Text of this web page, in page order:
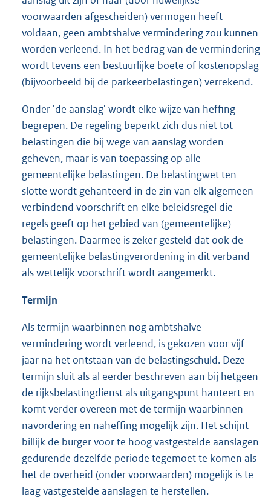
voorwaarden afgescheiden) vermogen heeft
voldaan, geen ambtshalve vermindering zou kunnen
worden verleend. In het bedrag van de vermindering
wordt tevens een bestuurlijke boete of kostenopslag
(bijvoorbeeld bij de parkeerbelastingen) verrekend.
Onder 'de aanslag' wordt elke wijze van heffing
begrepen. De regeling beperkt zich dus niet tot
belastingen die bij wege van aanslag worden
geheven, maar is van toepassing op alle
gemeentelijke belastingen. De belastingwet ten
slotte wordt gehanteerd in de zin van elk algemeen
verbindend voorschrift en elke beleidsregel die
regels geeft op het gebied van (gemeentelijke)
belastingen. Daarmee is zeker gesteld dat ook de
gemeentelijke belastingverordening in dit verband
als wettelijk voorschrift wordt aangemerkt.
Termijn
Als termijn waarbinnen nog ambtshalve
vermindering wordt verleend, is gekozen voor vijf
jaar na het ontstaan van de belastingschuld. Deze
termijn sluit als al eerder beschreven aan bij hetgeen
de rijksbelastingdienst als uitgangspunt hanteert en
komt verder overeen met de termijn waarbinnen
navordering en naheffing mogelijk zijn. Het schijnt
billijk de burger voor te hoog vastgestelde aanslagen
gedurende dezelfde periode tegemoet te komen als
het de overheid (onder voorwaarden) mogelijk is te
laag vastgestelde aanslagen te herstellen.